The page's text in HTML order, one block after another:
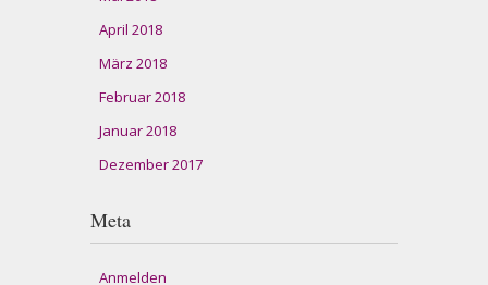
April 2018
März 2018
Februar 2018
Januar 2018
Dezember 2017
Meta
Anmelden